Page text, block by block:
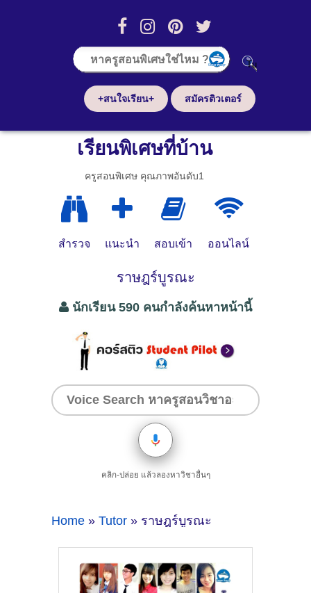
+สนใจเรียน+ สมัครติวเตอร์
เรียนพิเศษที่บ้าน
ครูสอนพิเศษ คุณภาพอันดับ1
สำรวจ แนะนำ สอบเข้า ออนไลน์
ราษฎร์บูรณะ
นักเรียน 590 คนกำลังค้นหาหน้านี้
คลิก-ปล่อย แล้วลองหาวิชาอื่นๆ
Home » Tutor » ราษฎร์บูรณะ